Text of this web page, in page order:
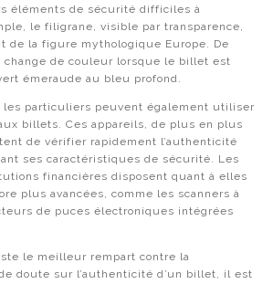
éléments de sécurité difficiles à
le filigrane, visible par transparence,
de la figure mythologique Europe. De
change de couleur lorsque le billet est
émeraude au bleu profond.
les particuliers peuvent également utiliser
billets. Ces appareils, de plus en plus
de vérifier rapidement l’authenticité
ses caractéristiques de sécurité. Les
financières disposent quant à elles
plus avancées, comme les scanners à
de puces électroniques intégrées
le meilleur rempart contre la
doute sur l’authenticité d’un billet, il est